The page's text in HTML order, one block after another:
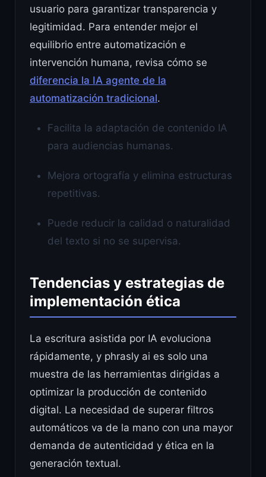
usuario para garantizar transparencia y
legitimidad. Para entender mejor el
equilibrio entre automatización e
intervención humana, revisa cómo se
diferencia la IA agente de la
automatización tradicional.
Facilita la adaptación de contenido IA
para audiencias humanas.
Mejora ortografía y elimina estructuras
repetitivas.
Puede reducir la calidad o naturalidad
del texto si no se supervisa.
Tendencias y estrategias de
implementación ética
La escritura asistida por IA evoluciona
rápidamente, y phrasly ai es solo una
muestra de las herramientas dirigidas a
optimizar la producción de contenido
digital. La necesidad de superar filtros
automáticos va de la mano con una mayor
demanda de autenticidad y ética en la
generación textual.